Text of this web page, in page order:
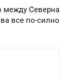
между Северна
все по-силно